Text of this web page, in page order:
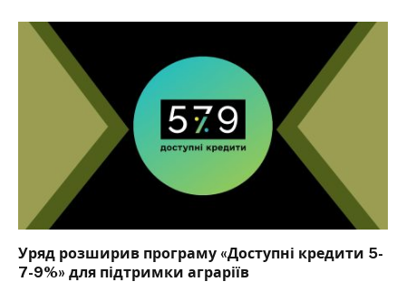
Уряд розширив програму «Доступні кредити 5-
7-9%» для підтримки аграріїв